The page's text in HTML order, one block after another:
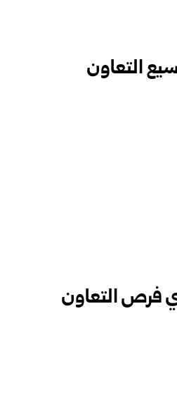
التعاون
فرص التعاون